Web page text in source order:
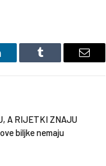
Tumblr Email
A RIJETKI ZNAJU
biljke nemaju